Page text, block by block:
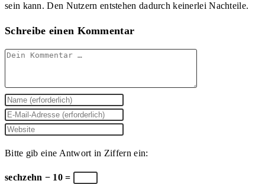
sein kann. Den Nutzern entstehen dadurch keinerlei Nachteile.
Schreibe einen Kommentar
Kommentar
Gib
deinen
Namen
Benutzernamen
zum
Gib
deine
Mail-
Adresse
Gib
Website-
URL
Bitte gib eine Antwort in Ziffern ein:
sechzehn − 10 =